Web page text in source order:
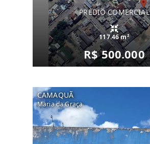
PRÉDIO COMERCIAL
117.46 m²
R$ 500.000
CAMAQUÃ
Maria da Graça